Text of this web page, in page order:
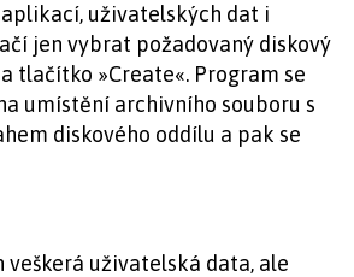
aplikací, uživatelských dat i
jen vybrat požadovaný diskový
tlačítko »Create«. Program se
umístění archivního souboru s
diskového oddílu a pak se
veškerá uživatelská data, ale